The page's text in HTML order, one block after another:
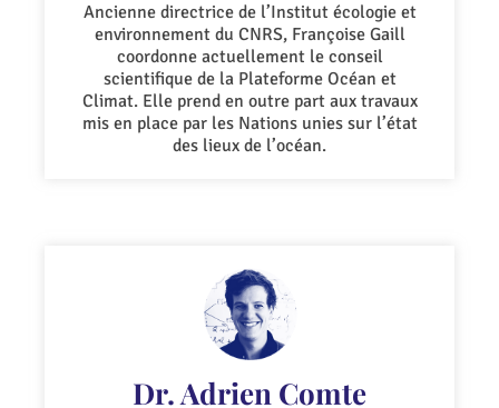
Ancienne directrice de l’Institut écologie et
environnement du CNRS, Françoise Gaill
coordonne actuellement le conseil
scientifique de la Plateforme Océan et
Climat. Elle prend en outre part aux travaux
mis en place par les Nations unies sur l’état
des lieux de l’océan.
Dr. Adrien Comte